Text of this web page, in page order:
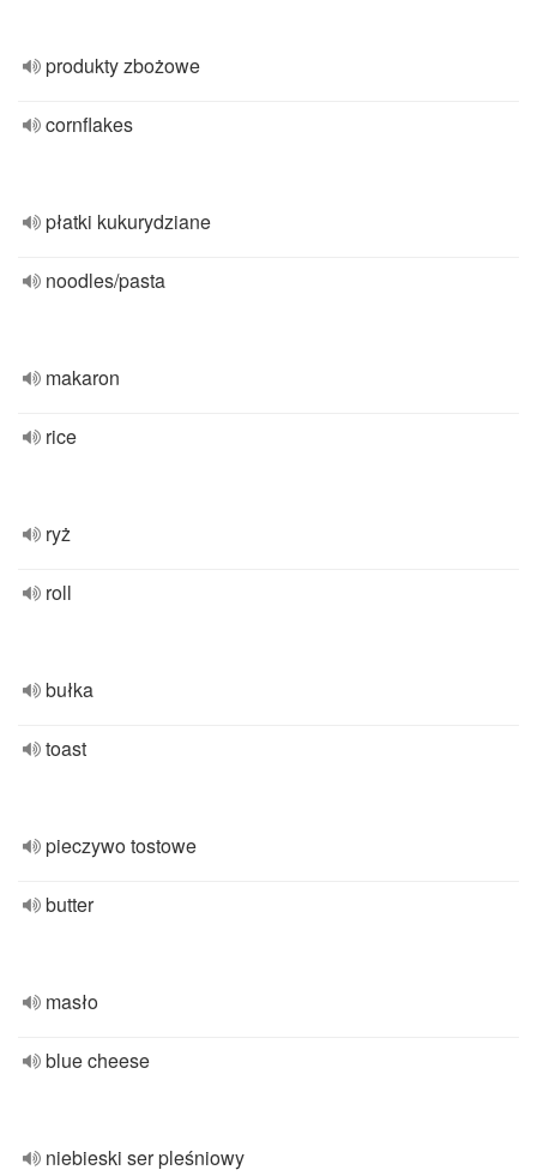
produkty zbożowe
cornflakes
płatki kukurydziane
noodles/pasta
makaron
rice
ryż
roll
bułka
toast
pieczywo tostowe
butter
masło
blue cheese
niebieski ser pleśniowy